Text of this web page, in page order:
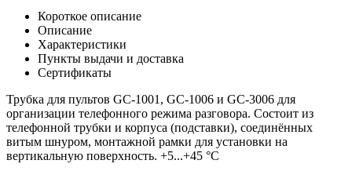
Короткое описание
Описание
Характеристики
Пункты выдачи и доставка
Сертификаты
Трубка для пультов GC-1001, GC-1006 и GC-3006 для
организации телефонного режима разговора. Состоит из
телефонной трубки и корпуса (подставки), соединённых
витым шнуром, монтажной рамки для установки на
вертикальную поверхность. +5...+45 °С